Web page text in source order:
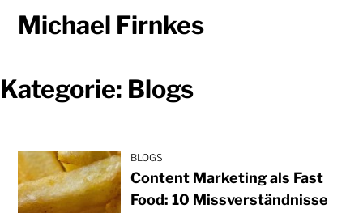
Zum
InhaltMichael Firnkes
Kategorie: Blogs
BLOGS
Content Marketing als Fast
Food: 10 Missverständnisse